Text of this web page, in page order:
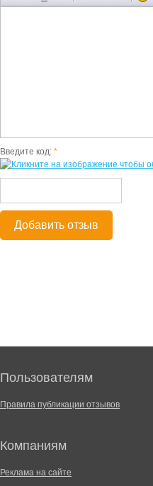
Введите код: *
Добавить отзыв
Пользователям
Правила публикации отзывов
Компаниям
Реклама на сайте